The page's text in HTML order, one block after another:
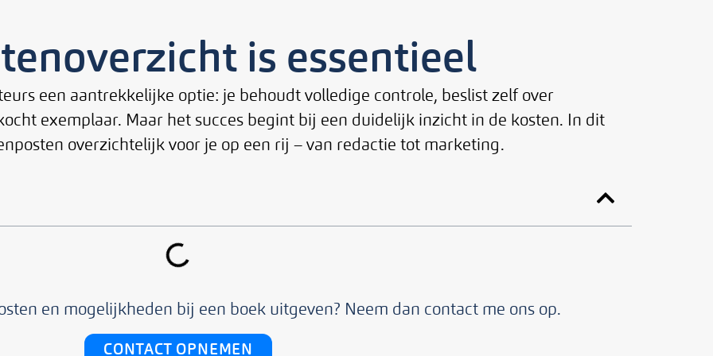
is essentieel
een aantrekkelijke optie: je behoudt volledige controle, beslist zelf over
exemplaar. Maar het succes begint bij een duidelijk inzicht in de kosten. In dit
overzichtelijk voor je op een rij – van redactie tot marketing.
en mogelijkheden bij een boek uitgeven? Neem dan contact me ons op.
CONTACT OPNEMEN